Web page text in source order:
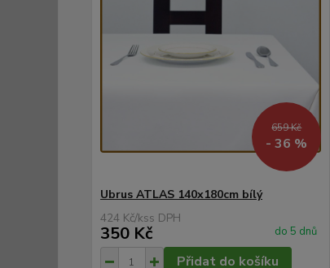
659 Kč
- 36 %
Ubrus ATLAS 140x180cm bílý
424 Kč/ks
350 Kč do 5 dnů
Přidat do košíku